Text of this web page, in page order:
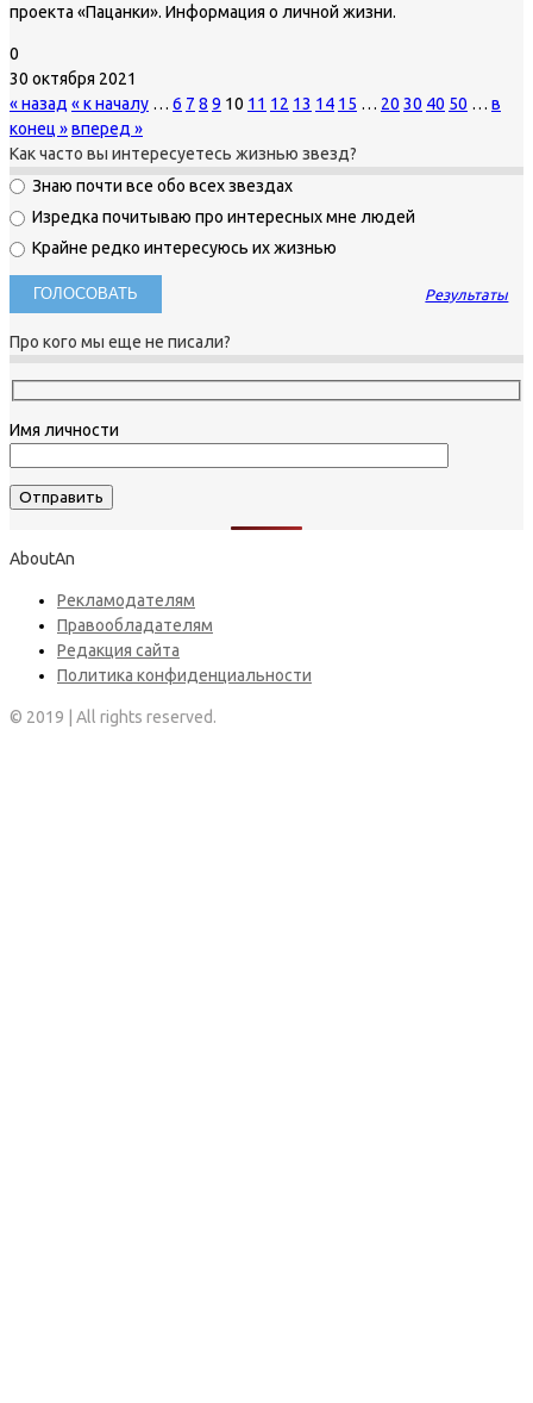
проекта «Пацанки». Информация о личной жизни.
0
30 октября 2021
« назад « к началу … 6 7 8 9 10 11 12 13 14 15 … 20 30 40 50 … в
конец »вперед »
Как часто вы интересуетесь жизнью звезд?
Знаю почти все обо всех звездах
Изредка почитываю про интересных мне людей
Крайне редко интересуюсь их жизнью
Результаты
Про кого мы еще не писали?
Имя личности
AboutAn
Рекламодателям
Правообладателям
Редакция сайта
Политика конфиденциальности
© 2019 | All rights reserved.